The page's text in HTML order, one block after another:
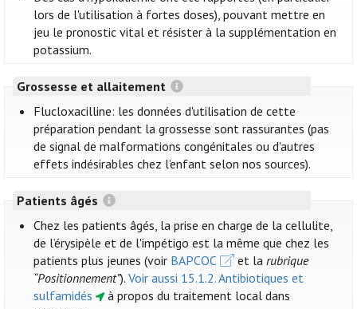
lors de l'utilisation à fortes doses), pouvant mettre en
jeu le pronostic vital et résister à la supplémentation en
potassium.
Grossesse et allaitement
Flucloxacilline: les données d'utilisation de cette
préparation pendant la grossesse sont rassurantes (pas
de signal de malformations congénitales ou d'autres
effets indésirables chez l’enfant selon nos sources).
Patients âgés
Chez les patients âgés, la prise en charge de la cellulite,
de l’érysipèle et de l'impétigo est la même que chez les
patients plus jeunes (voir BAPCOC et larubrique
“Positionnement”).Voir aussi 15.1.2. Antibiotiques et
sulfamidés
à propos du traitement local dans